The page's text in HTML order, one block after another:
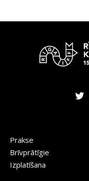
Prakse
Brīvprātīgie
Izplatīšana